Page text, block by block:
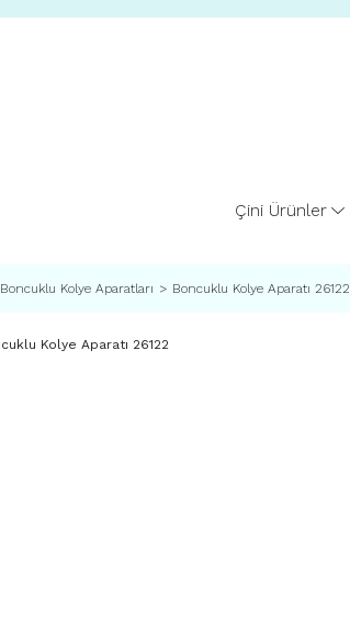
Çini Ürünler
Boncuklu Kolye Aparatları Boncuklu Kolye Aparatı 26122